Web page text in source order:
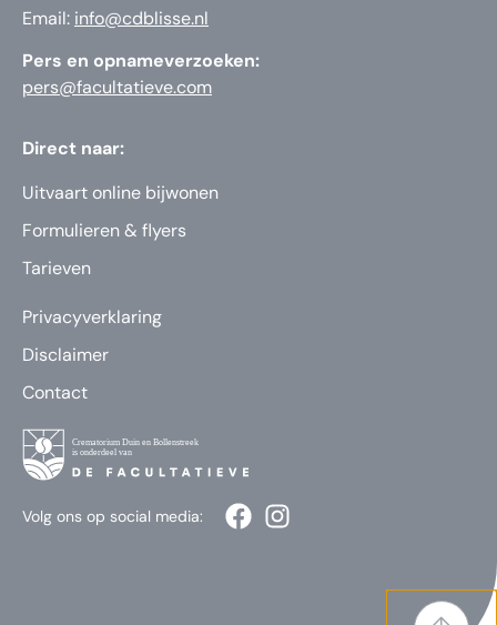
Email: info@cdblisse.nl
Pers en opnameverzoeken:
pers@facultatieve.com
Direct naar:
Uitvaart online bijwonen
Formulieren & flyers
Tarieven
Privacyverklaring
Disclaimer
Contact
Volg ons op social media: